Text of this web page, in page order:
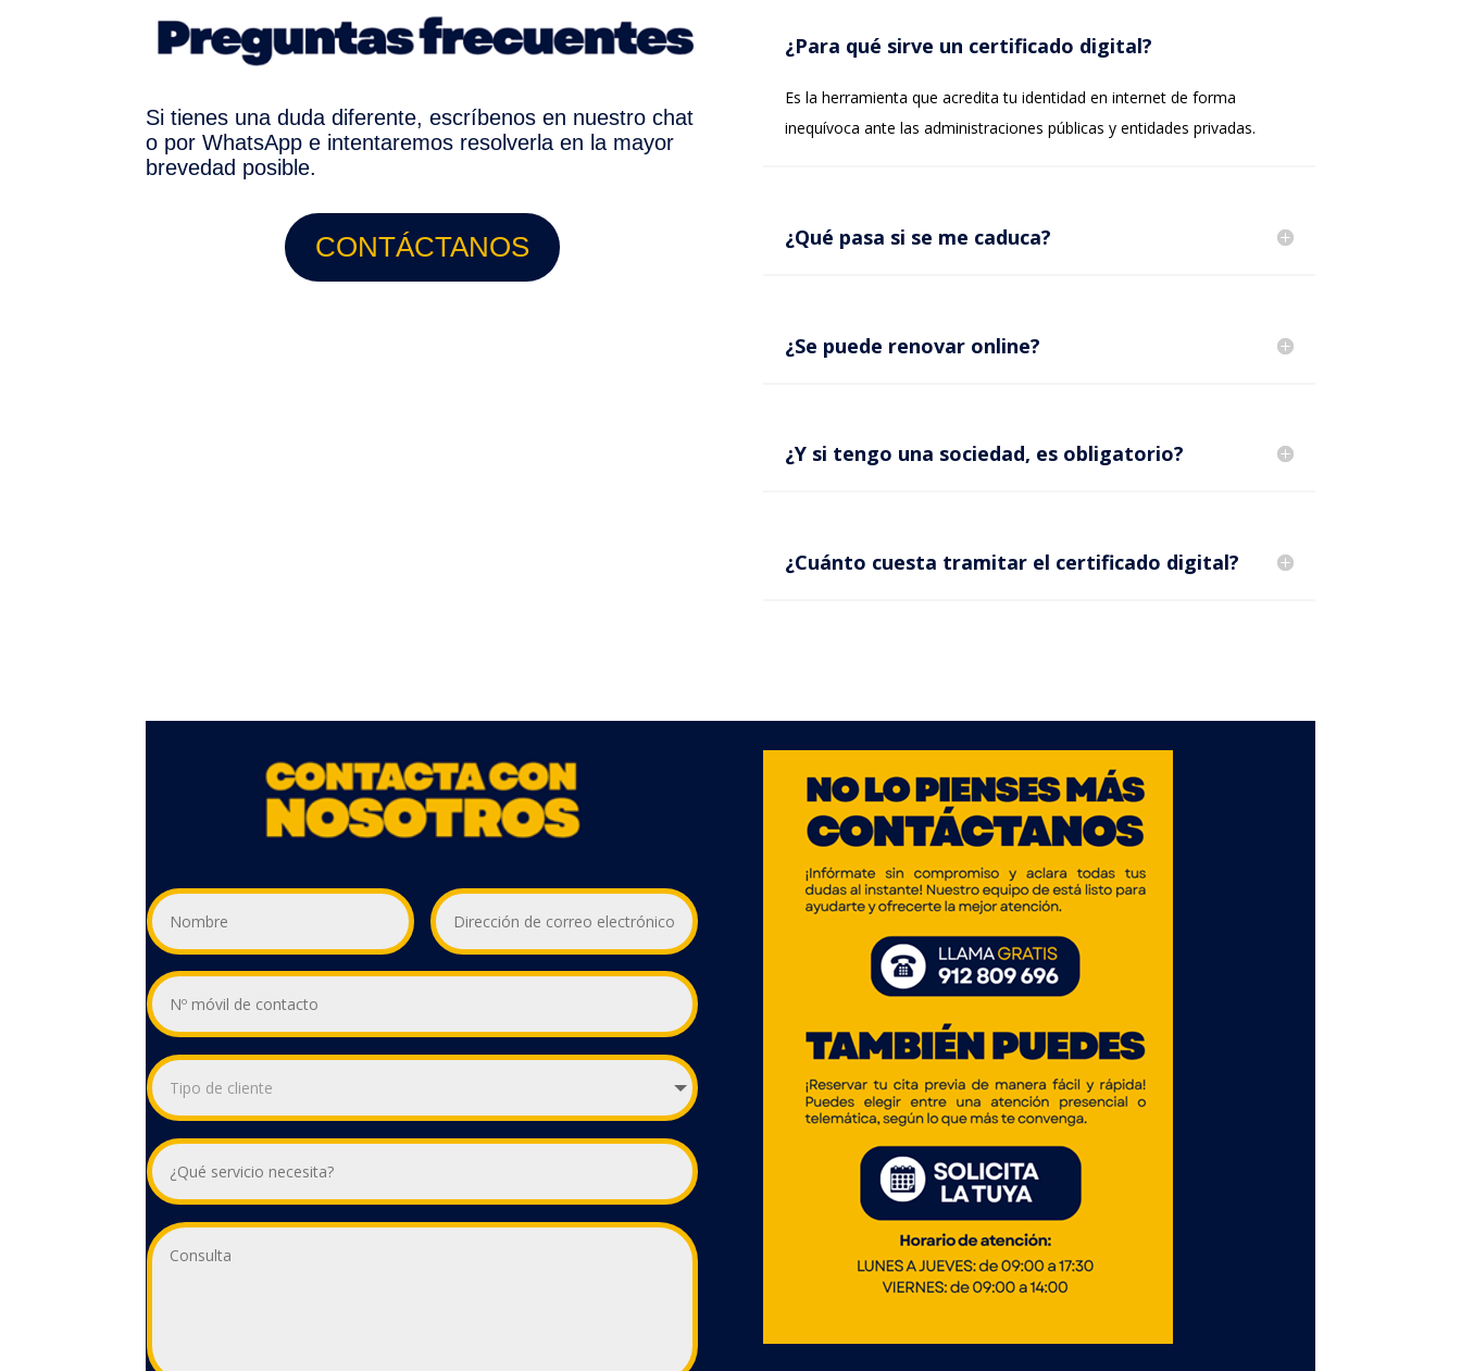
Si tienes una duda diferente, escríbenos en nuestro chat
o por WhatsApp e intentaremos resolverla en la mayor
brevedad posible.
CONTÁCTANOS
¿Para qué sirve un certificado digital?
Es la herramienta que acredita tu identidad en internet de forma
inequívoca ante las administraciones públicas y entidades privadas.
¿Qué pasa si se me caduca?
¿Se puede renovar online?
¿Y si tengo una sociedad, es obligatorio?
¿Cuánto cuesta tramitar el certificado digital?